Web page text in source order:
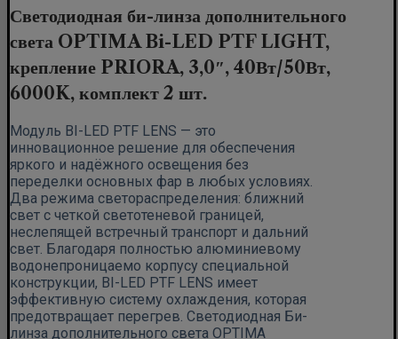
Светодиодная би-линза дополнительного
света OPTIMA Bi-LED PTF LIGHT,
крепление PRIORA, 3,0″, 40Вт/50Вт,
6000K, комплект 2 шт.
Модуль BI-LED PTF LENS — это
инновационное решение для обеспечения
яркого и надёжного освещения без
переделки основных фар в любых условиях.
Два режима светораспределения: ближний
свет с четкой светотеневой границей,
неслепящей встречный транспорт и дальний
свет. Благодаря полностью алюминиевому
водонепроницаемо корпусу специальной
конструкции, BI-LED PTF LENS имеет
эффективную систему охлаждения, которая
предотвращает перегрев. Светодиодная Би-
линза дополнительного света OPTIMA